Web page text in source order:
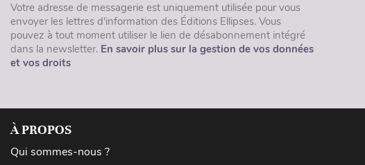
Votre adresse de messagerie est uniquement utilisée pour vous
envoyer les lettres d'information des Éditions Ellipses. Vous
pouvez à tout moment utiliser le lien de désabonnement intégré
dans la newsletter. En savoir plus sur la gestion de vos données
et vos droits
À PROPOS
Qui sommes-nous ?